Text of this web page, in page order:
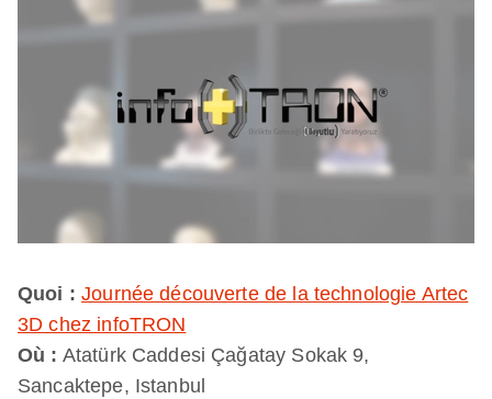
Quoi : Journée découverte de la technologie Artec
3D chez infoTRON
Où : Atatürk Caddesi Çağatay Sokak 9,
Sancaktepe, Istanbul